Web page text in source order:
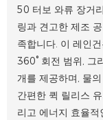
50 터보 와류 장거
링과 견고한 제조
족합니다. 이 레인
360° 회전 범위, 그
개를 제공하며, 물
간편한 퀵 릴리스
리고 에너지 효율